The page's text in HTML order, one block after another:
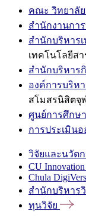
คณะ วิทยาลั
สำนักงานกา
สำนักบริหาร
เทคโนโลยีส
สำนักบริหาร
องค์การบริห
สโมสรนิสิตจุ
ศูนย์การศึกษ
การประเมิน
วิจัยและนวัต
CU Innovation
Chula
สำนักบริหาร
ทุนวิจัย